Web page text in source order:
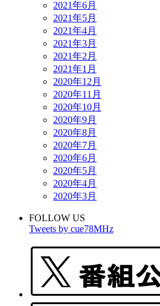
2021年6月
2021年5月
2021年4月
2021年3月
2021年2月
2021年1月
2020年12月
2020年11月
2020年10月
2020年9月
2020年8月
2020年7月
2020年6月
2020年5月
2020年4月
2020年3月
FOLLOW US
Tweets by cue78MHz